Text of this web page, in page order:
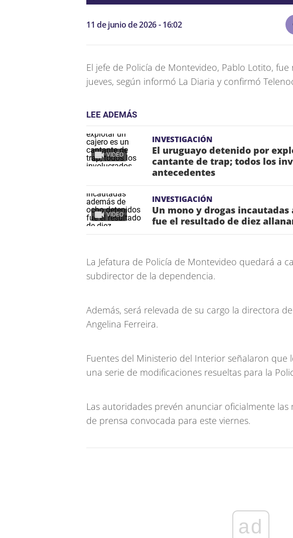
11 de junio de 2026 - 16:02
El jefe de Policía de Montevideo, Pablo Lotito,
jueves, según informó La Diaria y confirmó
LEE ADEMÁS
VIDEO
INVESTIGACIÓN
El uruguayo detenido por
cantante de trap; todos los
antecedentes
VIDEO
INVESTIGACIÓN
Un mono y drogas
fue el resultado de diez
La Jefatura de Policía de Montevideo quedará a
subdirector de la dependencia.
Además, será relevada de su cargo la directora
Angelina Ferreira.
Fuentes del Ministerio del Interior señalaron que
una serie de modificaciones resueltas para la
Las autoridades prevén anunciar oficialmente
de prensa convocada para este viernes.
ad